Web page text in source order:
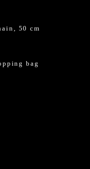
50 cm
bag